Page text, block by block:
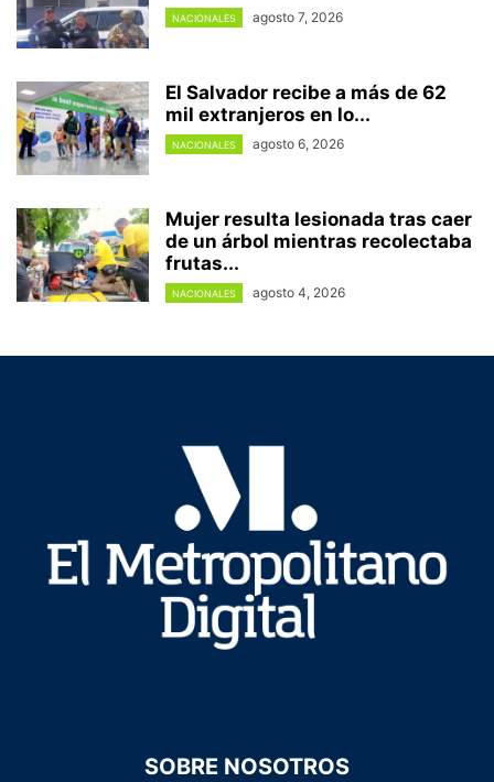
NACIONALES agosto 7, 2026
El Salvador recibe a más de 62
mil extranjeros en lo...
NACIONALES agosto 6, 2026
Mujer resulta lesionada tras caer
de un árbol mientras recolectaba
frutas...
NACIONALES agosto 4, 2026
SOBRE NOSOTROS